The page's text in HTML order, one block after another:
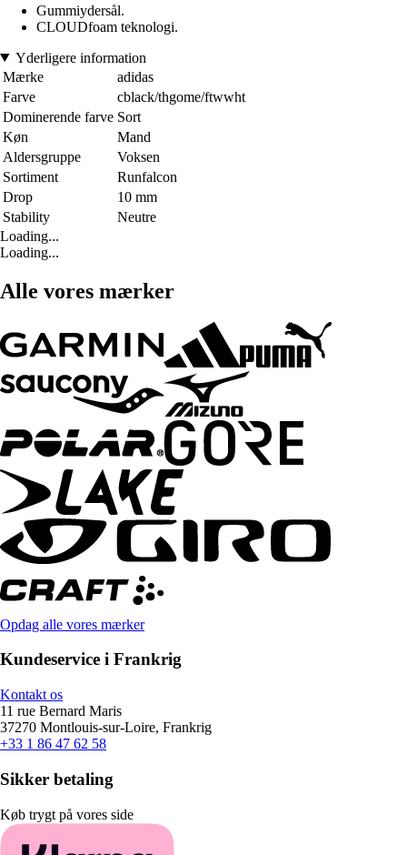
Gummiydersål.
CLOUDfoam teknologi.
Yderligere information
Mærke
adidas
Farve
cblack/thgome/ftwwht
Dominerende farve Sort
Køn
Mand
Aldersgruppe
Voksen
Sortiment
Runfalcon
Drop
10 mm
Stability
Neutre
Loading...
Loading...
Alle vores mærker
Opdag alle vores mærker
Kundeservice i Frankrig
Kontakt os
11 rue Bernard Maris
37270 Montlouis-sur-Loire, Frankrig
+33 1 86 47 62 58
Sikker betaling
Køb trygt på vores side